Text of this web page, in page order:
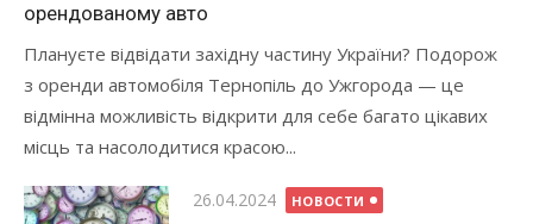
орендованому авто
Плануєте відвідати західну частину України? Подорож
з оренди автомобіля Тернопіль до Ужгорода — це
відмінна можливість відкрити для себе багато цікавих
місць та насолодитися красою...
Опубликовано
26.04.2024 НОВОСТИ